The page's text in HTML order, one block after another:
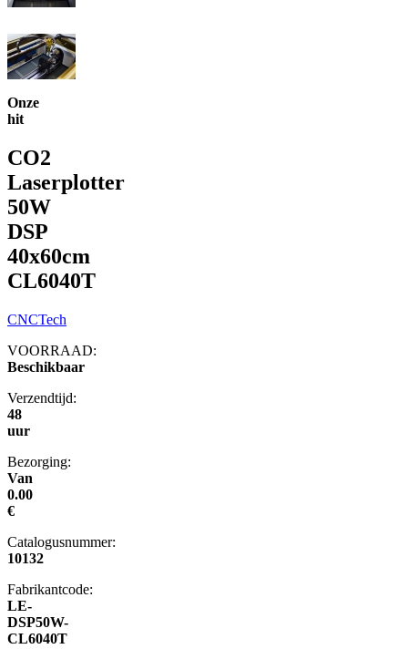
Onze
hit
CO2
Laserplotter
50W
DSP
40x60cm
CL6040T
CNCTech
VOORRAAD:
Beschikbaar
Verzendtijd:
48
uur
Bezorging:
Van
0.00
€
Catalogusnummer:
10132
Fabrikantcode:
LE-
DSP50W-
CL6040T